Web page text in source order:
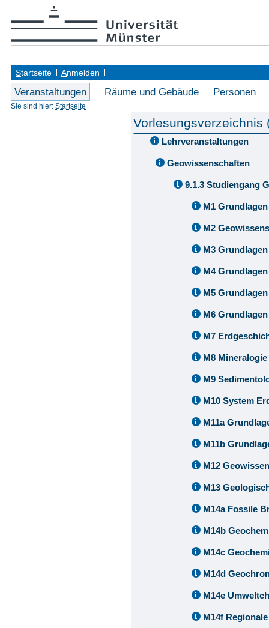
Startseite Anmelden
Veranstaltungen Räume und Gebäude Personen
Sie sind hier: Startseite
Vorlesungsverzeichnis
Lehrveranstaltungen
Geowissenschaften
9.1.3 Studiengang
M1
M2
M3
M4
M5
M6
M7
M8
M9
M10 System
M11a
M11b
M12
M13
M14a Fossile
M14b
M14c
M14d
M14e
M14f